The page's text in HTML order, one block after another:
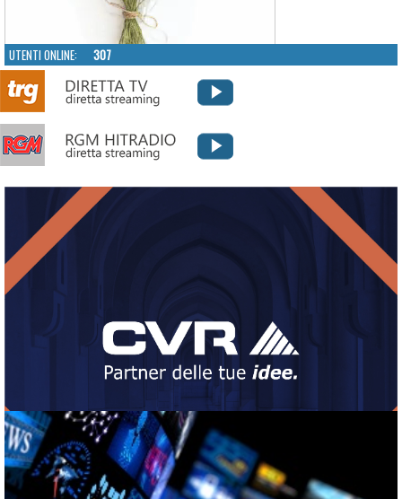
UTENTI ONLINE: 307